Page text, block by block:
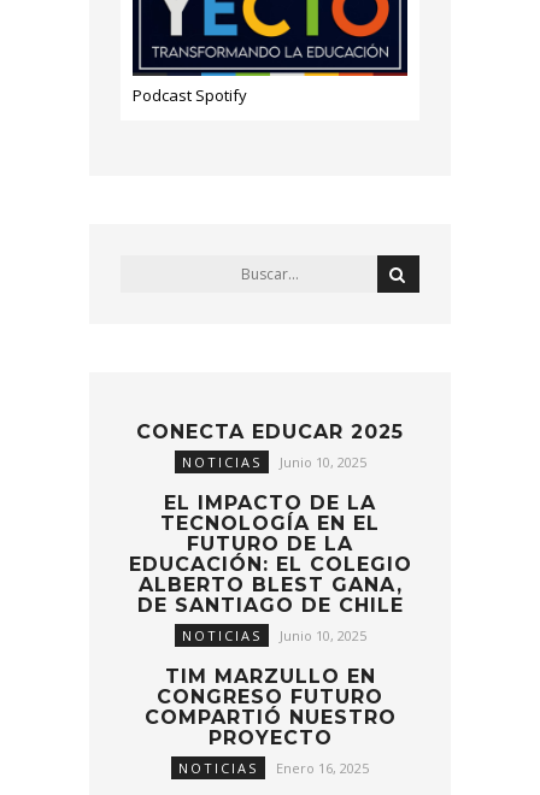
Podcast Spotify
CONECTA EDUCAR 2025
NOTICIAS Junio 10, 2025
EL IMPACTO DE LA
TECNOLOGÍA EN EL
FUTURO DE LA
EDUCACIÓN: EL COLEGIO
ALBERTO BLEST GANA,
DE SANTIAGO DE CHILE
NOTICIAS Junio 10, 2025
TIM MARZULLO EN
CONGRESO FUTURO
COMPARTIÓ NUESTRO
PROYECTO
NOTICIAS Enero 16, 2025